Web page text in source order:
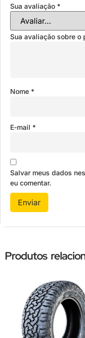
Sua avaliação *
Sua avaliação sobre o
Nome *
E-mail *
Salvar meus dados
eu comentar.
Produtos